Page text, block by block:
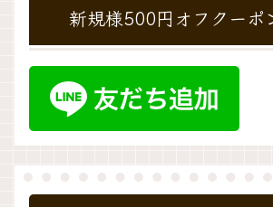
新規様500円オフクーポ